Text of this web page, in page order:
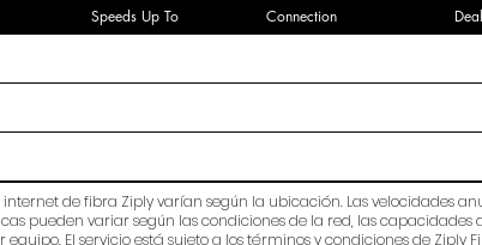
Speeds Up To Connection Deal
de fibra Ziply varían según la ubicación. Las velocidades
pueden variar según las condiciones de la red, las capacidades
El servicio está sujeto a los términos y condiciones de Ziply